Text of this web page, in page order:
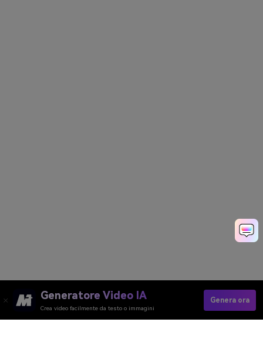
Generatore Video IA
Crea video facilmente da testo o immagini
Genera ora